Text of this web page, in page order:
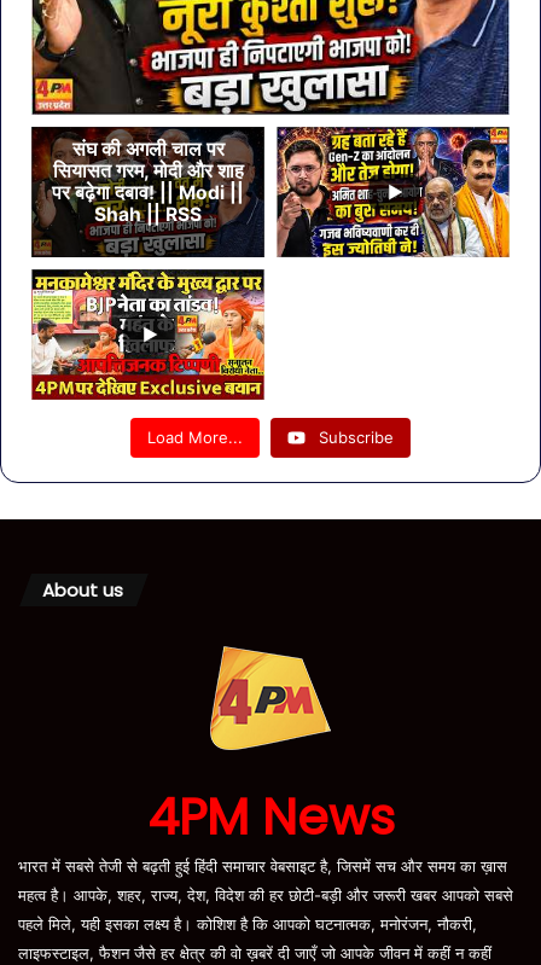
संघ की अगली चाल पर
सियासत गरम, मोदी और शाह
पर बढ़ेगा दबाव! || Modi ||
Shah || RSS
Load More... Subscribe
About us
4PM News
भारत में सबसे तेजी से बढ़ती हुई हिंदी समाचार वेबसाइट है, जिसमें सच और समय का ख़ास
महत्व है। आपके, शहर, राज्य, देश, विदेश की हर छोटी-बड़ी और जरूरी खबर आपको सबसे
पहले मिले, यही इसका लक्ष्य है। कोशिश है कि आपको घटनात्मक, मनोरंजन, नौकरी,
लाइफस्टाइल, फैशन जैसे हर क्षेत्र की वो ख़बरें दी जाएँ जो आपके जीवन में कहीं न कहीं